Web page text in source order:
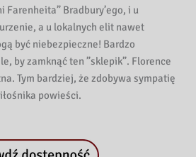
Farenheita” Bradbury’ego, i u
a u lokalnych elit nawet
być niebezpieczne! Bardzo
by zamknąć ten ”sklepik”. Florence
Tym bardziej, że zdobywa sympatię
powieści.